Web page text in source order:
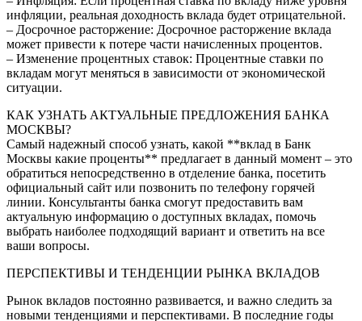
инфляции, реальная доходность вклада будет отрицательной.
– Досрочное расторжение: Досрочное расторжение вклада
может привести к потере части начисленных процентов.
– Изменение процентных ставок: Процентные ставки по
вкладам могут меняться в зависимости от экономической
ситуации.
КАК УЗНАТЬ АКТУАЛЬНЫЕ ПРЕДЛОЖЕНИЯ БАНКА
МОСКВЫ?
Самый надежный способ узнать, какой **вклад в Банк
Москвы какие проценты** предлагает в данный момент – это
обратиться непосредственно в отделение банка, посетить
официальный сайт или позвонить по телефону горячей
линии. Консультанты банка смогут предоставить вам
актуальную информацию о доступных вкладах, помочь
выбрать наиболее подходящий вариант и ответить на все
ваши вопросы.
ПЕРСПЕКТИВЫ И ТЕНДЕНЦИИ РЫНКА ВКЛАДОВ
Рынок вкладов постоянно развивается, и важно следить за
новыми тенденциями и перспективами. В последние годы